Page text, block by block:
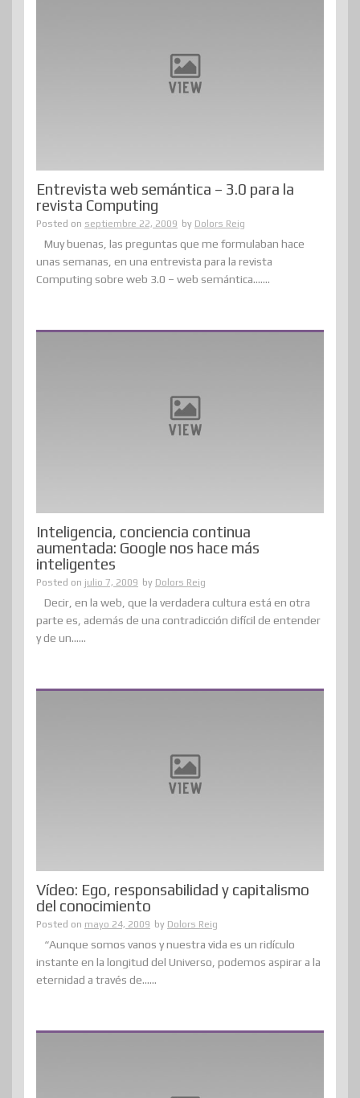
Entrevista web semántica – 3.0 para la
revista Computing
Posted on septiembre 22, 2009 by Dolors Reig
Muy buenas, las preguntas que me formulaban hace
unas semanas, en una entrevista para la revista
Computing sobre web 3.0 – web semántica.......
Inteligencia, conciencia continua
aumentada: Google nos hace más
inteligentes
Posted on julio 7, 2009 by Dolors Reig
Decir, en la web, que la verdadera cultura está en otra
parte es, además de una contradicción difícil de entender
y de un......
Vídeo: Ego, responsabilidad y capitalismo
del conocimiento
Posted on mayo 24, 2009 by Dolors Reig
“Aunque somos vanos y nuestra vida es un ridículo
instante en la longitud del Universo, podemos aspirar a la
eternidad a través de......